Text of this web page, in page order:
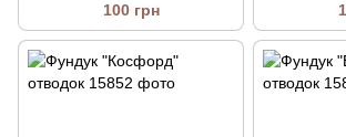
100 грн